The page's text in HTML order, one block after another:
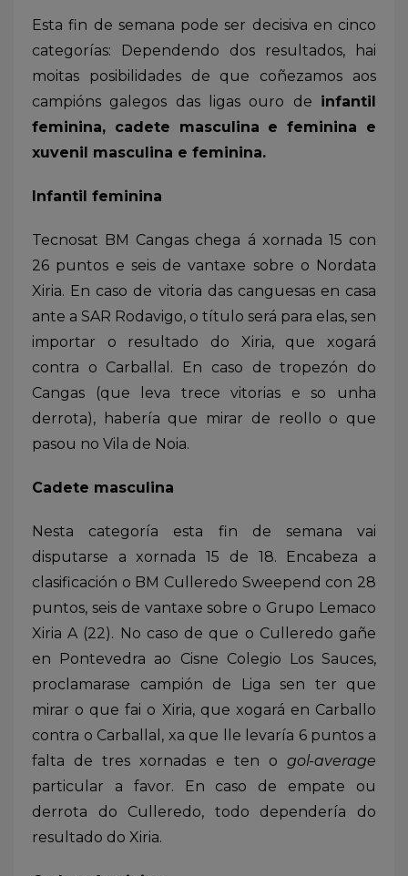
Esta fin de semana pode ser decisiva en cinco
categorías: Dependendo dos resultados, hai
moitas posibilidades de que coñezamos aos
campións galegos das ligas ouro de infantil
feminina, cadete masculina e feminina e
xuvenil masculina e feminina.
Infantil feminina
Tecnosat BM Cangas chega á xornada 15 con
26 puntos e seis de vantaxe sobre o Nordata
Xiria. En caso de vitoria das canguesas en casa
ante a SAR Rodavigo, o título será para elas, sen
importar o resultado do Xiria, que xogará
contra o Carballal. En caso de tropezón do
Cangas (que leva trece vitorias e so unha
derrota), habería que mirar de reollo o que
pasou no Vila de Noia.
Cadete masculina
Nesta categoría esta fin de semana vai
disputarse a xornada 15 de 18. Encabeza a
clasificación o BM Culleredo Sweepend con 28
puntos, seis de vantaxe sobre o Grupo Lemaco
Xiria A (22). No caso de que o Culleredo gañe
en Pontevedra ao Cisne Colegio Los Sauces,
proclamarase campión de Liga sen ter que
mirar o que fai o Xiria, que xogará en Carballo
contra o Carballal, xa que lle levaría 6 puntos a
falta de tres xornadas e ten o gol-average
particular a favor. En caso de empate ou
derrota do Culleredo, todo dependería do
resultado do Xiria.